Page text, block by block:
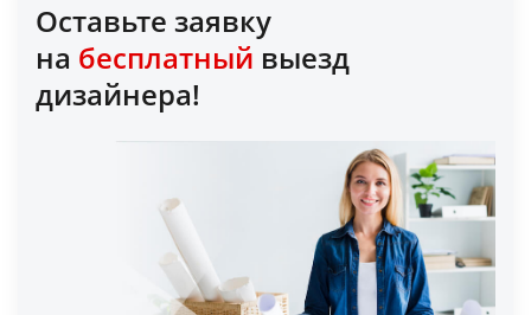
Оставьте заявку
на бесплатный выезд
дизайнера!